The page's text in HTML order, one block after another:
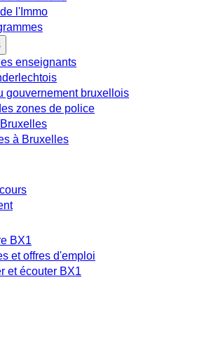
l'Immo
enseignants
gouvernement bruxellois
zones de police
à Bruxelles
BX1
et offres d'emploi
et écouter BX1